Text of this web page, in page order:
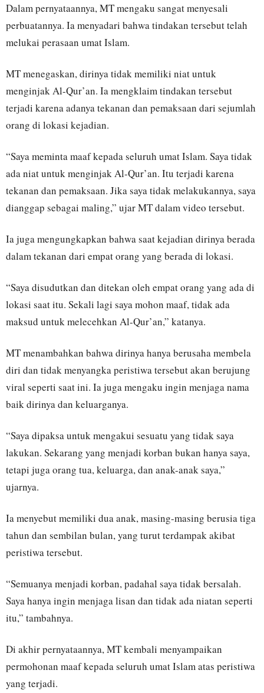
Dalam pernyataannya, MT mengaku sangat menyesali
perbuatannya. Ia menyadari bahwa tindakan tersebut telah
melukai perasaan umat Islam.
MT menegaskan, dirinya tidak memiliki niat untuk
menginjak Al-Qur’an. Ia mengklaim tindakan tersebut
terjadi karena adanya tekanan dan pemaksaan dari sejumlah
orang di lokasi kejadian.
“Saya meminta maaf kepada seluruh umat Islam. Saya tidak
ada niat untuk menginjak Al-Qur’an. Itu terjadi karena
tekanan dan pemaksaan. Jika saya tidak melakukannya, saya
dianggap sebagai maling,” ujar MT dalam video tersebut.
Ia juga mengungkapkan bahwa saat kejadian dirinya berada
dalam tekanan dari empat orang yang berada di lokasi.
“Saya disudutkan dan ditekan oleh empat orang yang ada di
lokasi saat itu. Sekali lagi saya mohon maaf, tidak ada
maksud untuk melecehkan Al-Qur’an,” katanya.
MT menambahkan bahwa dirinya hanya berusaha membela
diri dan tidak menyangka peristiwa tersebut akan berujung
viral seperti saat ini. Ia juga mengaku ingin menjaga nama
baik dirinya dan keluarganya.
“Saya dipaksa untuk mengakui sesuatu yang tidak saya
lakukan. Sekarang yang menjadi korban bukan hanya saya,
tetapi juga orang tua, keluarga, dan anak-anak saya,”
ujarnya.
Ia menyebut memiliki dua anak, masing-masing berusia tiga
tahun dan sembilan bulan, yang turut terdampak akibat
peristiwa tersebut.
“Semuanya menjadi korban, padahal saya tidak bersalah.
Saya hanya ingin menjaga lisan dan tidak ada niatan seperti
itu,” tambahnya.
Di akhir pernyataannya, MT kembali menyampaikan
permohonan maaf kepada seluruh umat Islam atas peristiwa
yang terjadi.